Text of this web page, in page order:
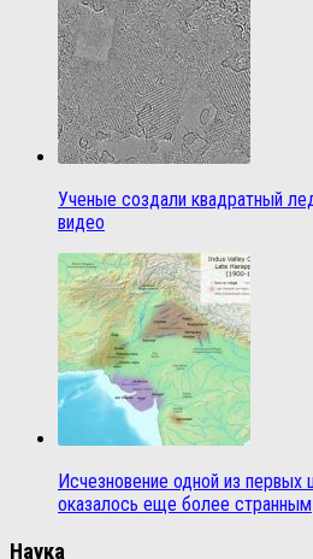
Ученые создали квадратный
видео
Исчезновение одной из первых
оказалось еще более странным
Наука